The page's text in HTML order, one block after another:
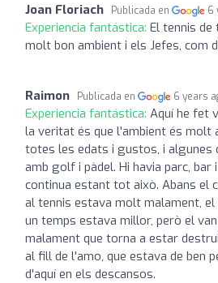
Joan Floriach Publicada en 6
Experiencia fantástica: El tennis de
molt bon ambient i els Jefes, com
Raimon Publicada en 6 years
Experiencia fantástica: Aquí he fet
la veritat és que l'ambient és molt
totes les edats i gustos, i algunes
amb golf i pàdel. Hi havia parc, bar
continua estant tot això. Abans el
al tennis estava molt malament,
un temps estava millor, però el
malament que torna a estar
al fill de l'amo, que estava de ben
d'aquí en els descansos.